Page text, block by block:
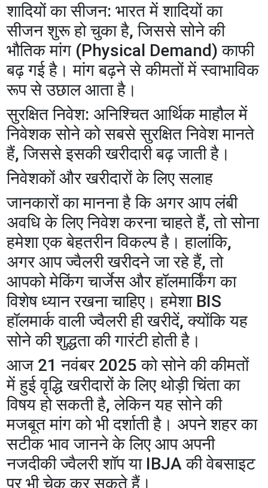
​शादियों का सीजन: भारत में शादियों का
सीजन शुरू हो चुका है, जिससे सोने की
भौतिक मांग (Physical Demand) काफी
बढ़ गई है। मांग बढ़ने से कीमतों में स्वाभाविक
रूप से उछाल आता है।
​सुरक्षित निवेश: अनिश्चित आर्थिक माहौल में
निवेशक सोने को सबसे सुरक्षित निवेश मानते
हैं, जिससे इसकी खरीदारी बढ़ जाती है।
​निवेशकों और खरीदारों के लिए सलाह
​जानकारों का मानना है कि अगर आप लंबी
अवधि के लिए निवेश करना चाहते हैं, तो सोना
हमेशा एक बेहतरीन विकल्प है। हालांकि,
अगर आप ज्वैलरी खरीदने जा रहे हैं, तो
आपको मेकिंग चार्जेस और हॉलमार्किंग का
विशेष ध्यान रखना चाहिए। हमेशा BIS
हॉलमार्क वाली ज्वैलरी ही खरीदें, क्योंकि यह
सोने की शुद्धता की गारंटी होती है।
आज 21 नवंबर 2025 को सोने की कीमतों
में हुई वृद्धि खरीदारों के लिए थोड़ी चिंता का
विषय हो सकती है, लेकिन यह सोने की
मजबूत मांग को भी दर्शाती है। अपने शहर का
सटीक भाव जानने के लिए आप अपनी
नजदीकी ज्वैलरी शॉप या IBJA की वेबसाइट
पर भी चेक कर सकते हैं।